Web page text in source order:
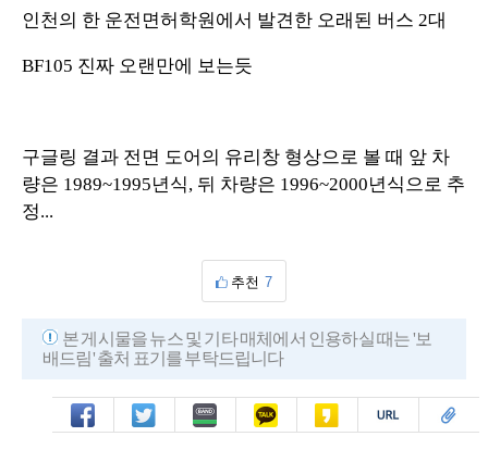
인천의 한 운전면허학원에서 발견한 오래된 버스 2대
BF105 진짜 오랜만에 보는듯
구글링 결과 전면 도어의 유리창 형상으로 볼 때 앞 차
량은 1989~1995년식, 뒤 차량은 1996~2000년식으로 추
정...
추천 7
본 게시물을 뉴스 및 기타 매체에서 인용하실 때는 '보
배드림' 출처 표기를 부탁드립니다
페북 트윗 밴드 카톡 카스 복사 스크랩